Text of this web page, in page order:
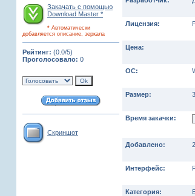
Закачать с помощью
Download Master *
* Автоматически
добавляется описание, зеркала
Рейтинг: (0.0/5)
Проголосовало: 0
Скриншот
Лицензия:
Цена:
ОС:
Размер:
Время закачки:
Добавлено:
Интерфейс:
Категория: